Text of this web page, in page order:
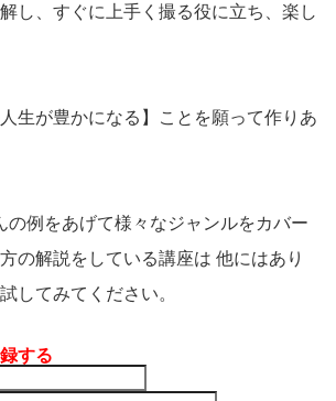
し、すぐに上手く撮る役に立ち、楽し
人生が豊かになる】ことを願って作りあ
の例をあげて様々なジャンルをカバー
の解説をしている講座は 他にはあり
してみてください。
する